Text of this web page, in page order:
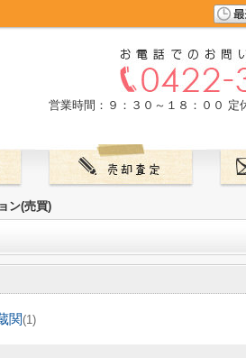
営業時間：９：３０～１８：００ 定
ン(売買)
関(1)